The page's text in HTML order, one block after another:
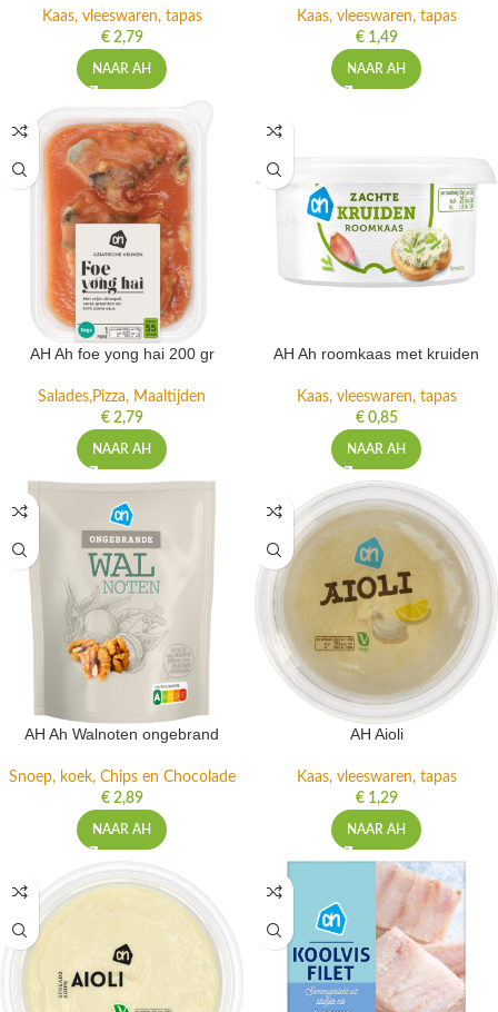
Kaas, vleeswaren, tapas
€2,79
NAAR AH
Kaas, vleeswaren, tapas
€1,49
NAAR AH
AH Ah foe yong hai 200 gr
Salades,Pizza, Maaltijden
€2,79
NAAR AH
AH Ah roomkaas met kruiden
Kaas, vleeswaren, tapas
€0,85
NAAR AH
AH Ah Walnoten ongebrand
Snoep, koek, Chips en Chocolade
€2,89
NAAR AH
AH Aioli
Kaas, vleeswaren, tapas
€1,29
NAAR AH